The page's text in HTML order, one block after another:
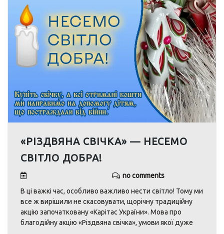
«РІЗДВЯНА СВІЧКА» — НЕСЕМО
СВІТЛО ДОБРА!
no comments
В ці важкі час, особливо важливо нести світло! Тому ми
все ж вирішили не скасовувати, щорічну традиційну
акцію започатковану «Карітас України». Мова про
благодійну акцію «Різдвяна свічка», умови якої дуже